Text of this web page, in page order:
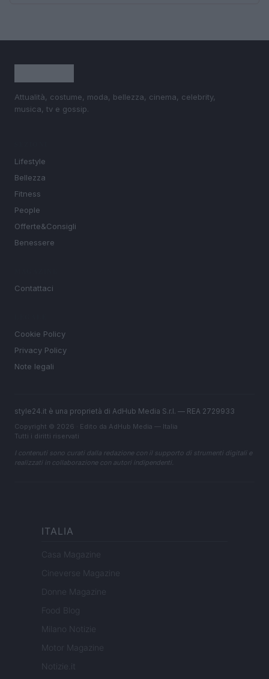
Attualità, costume, moda, bellezza, cinema, celebrity,
musica, tv e gossip.
Lifestyle
Bellezza
Fitness
People
Offerte&Consigli
Benessere
Contattaci
Cookie Policy
Privacy Policy
Note legali
style24.it è una proprietà di AdHub Media S.r.l. — REA 2729933
Copyright © 2026 · Edito da AdHub Media — Italia
Tutti i diritti riservati
I contenuti sono curati dalla redazione con il supporto di strumenti digitali e
realizzati in collaborazione con autori indipendenti.
ITALIA
Casa Magazine
Cineverse Magazine
Donne Magazine
Food Blog
Milano Notizie
Motor Magazine
Notizie.it